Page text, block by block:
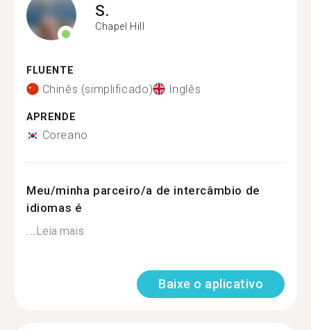
S.
Chapel Hill
FLUENTE
Chinês (simplificado) Inglês
APRENDE
Coreano
Meu/minha parceiro/a de intercâmbio de
idiomas é
...Leia mais
Baixe o aplicativo